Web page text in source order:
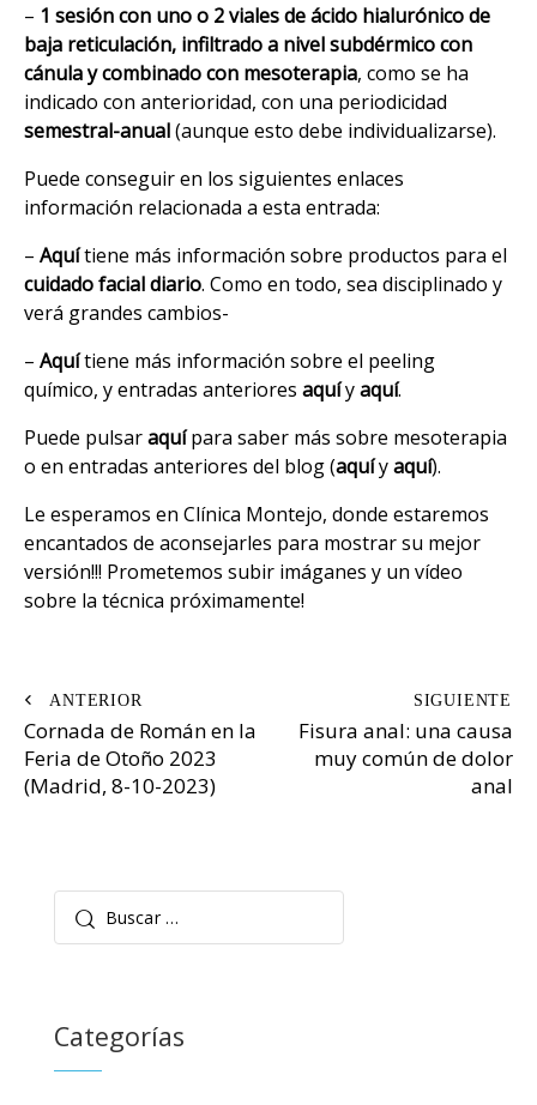
– 1 sesión con uno o 2 viales de ácido hialurónico de
baja reticulación, infiltrado a nivel subdérmico con
cánula y combinado con mesoterapia, como se ha
indicado con anterioridad, con una periodicidad
semestral-anual(aunque esto debe individualizarse).
Puede conseguir en los siguientes enlaces
información relacionada a esta entrada:
– Aquítiene más información sobre productos para el
cuidado facial diario. Como en todo, sea disciplinado y
verá grandes cambios-
– Aquítiene más información sobre el peeling
químico, y entradas anteriores aquíyaquí.
Puede pulsaraquí para saber más sobre mesoterapia
o en entradas anteriores del blog (aquíyaquí).
Le esperamos en Clínica Montejo, donde estaremos
encantados de aconsejarles para mostrar su mejor
versión!!! Prometemos subir imáganes y un vídeo
sobre la técnica próximamente!
Navegación
de
entradas
Cornada de Román en la
Feria de Otoño 2023
(Madrid, 8-10-2023)
Fisura anal: una causa
muy común de dolor
anal
Buscar:
Categorías